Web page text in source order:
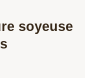
soyeuse